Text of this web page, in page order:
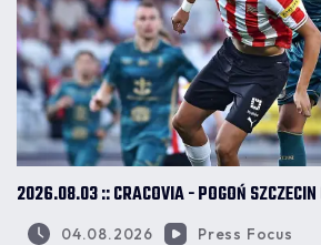
2026.08.03 :: CRACOVIA - POGOŃ
04.08.2026 Press Focus